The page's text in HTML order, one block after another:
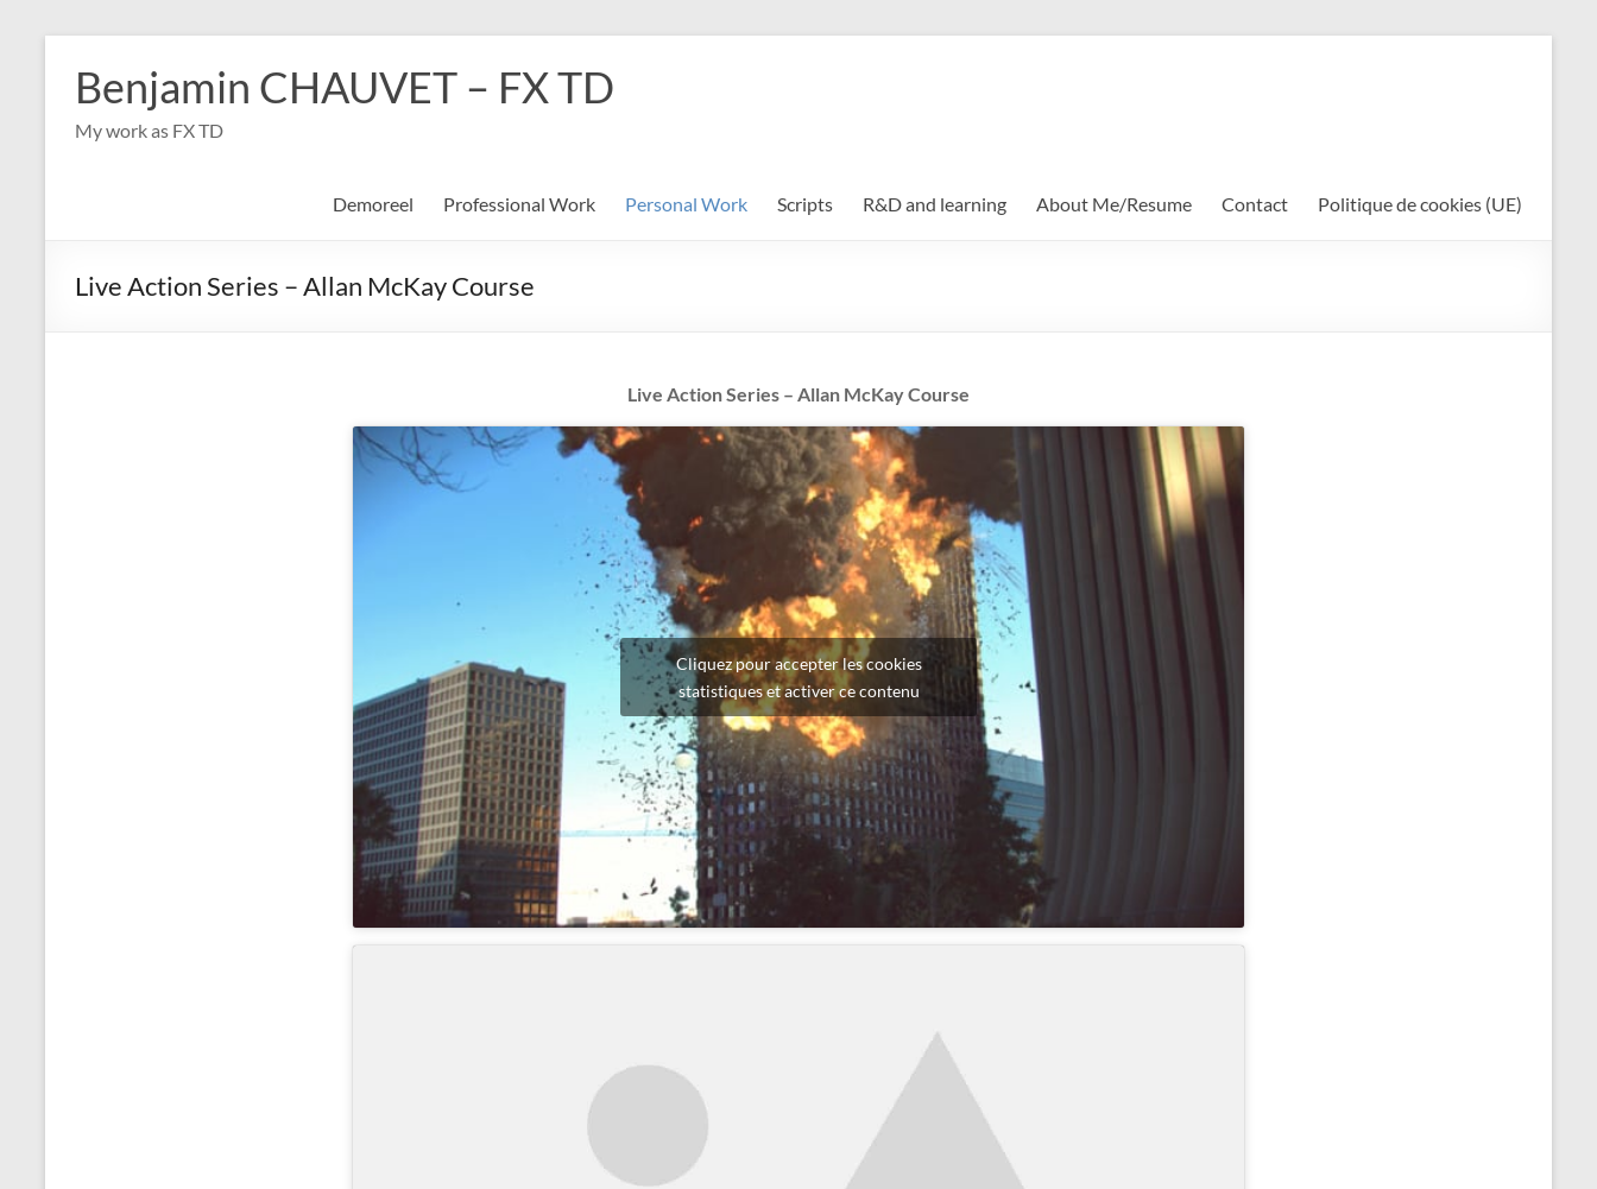
contenu
Benjamin CHAUVET – FX TD
My work as FX TD
Demoreel Professional Work Personal Work Scripts R&D and learning About Me/Resume Contact Politique de cookies (UE)
Live Action Series – Allan McKay Course
Live Action Series – Allan McKay Course
Cliquez pour accepter les cookies
statistiques et activer ce contenu